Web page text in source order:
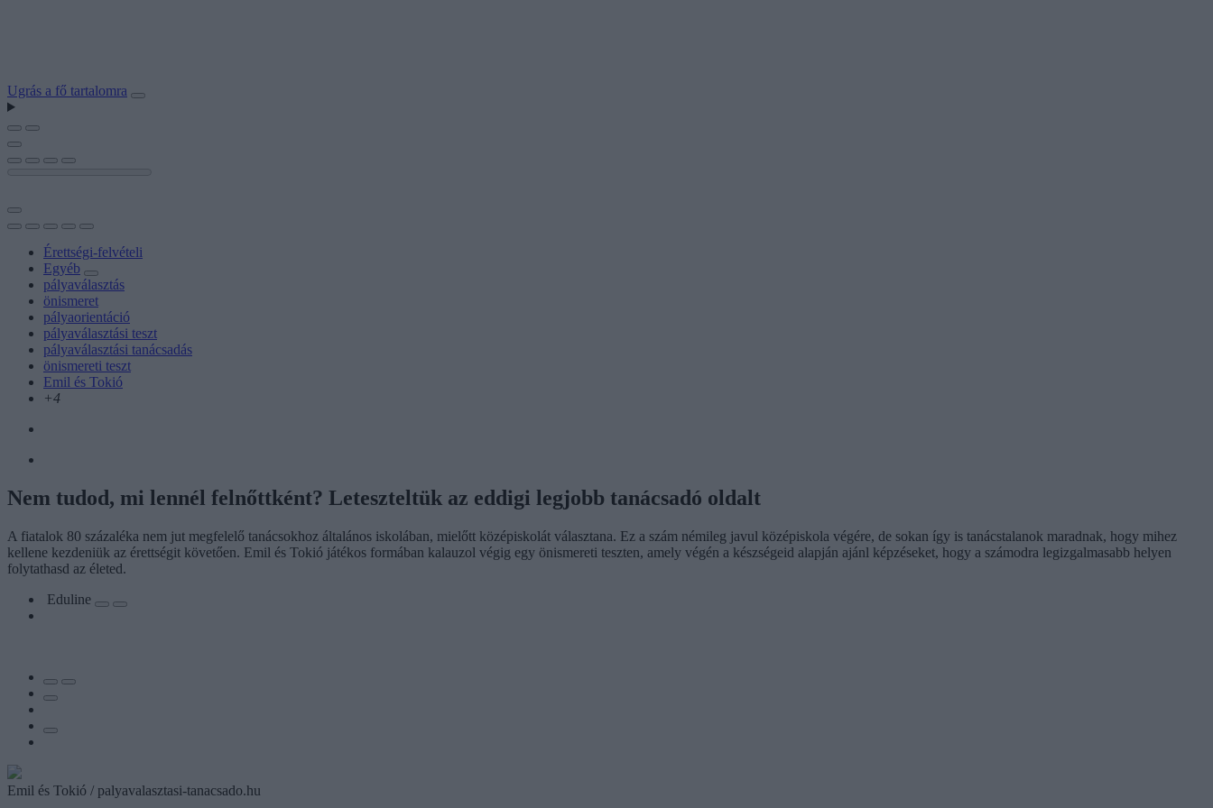
Ugrás a fő tartalomra
Érettségi-felvételi
Egyéb
pályaválasztás
önismeret
pályaorientáció
pályaválasztási teszt
pályaválasztási tanácsadás
önismereti teszt
Emil és Tokió
+4
Nem tudod, mi lennél felnőttként? Leteszteltük az eddigi legjobb tanácsadó oldalt
A fiatalok 80 százaléka nem jut megfelelő tanácsokhoz általános iskolában, mielőtt középiskolát választana. Ez a szám némileg javul középiskola végére, de sokan így is tanácstalanok maradnak, hogy mihez
kellene kezdeniük az érettségit követően. Emil és Tokió játékos formában kalauzol végig egy önismereti teszten, amely végén a készségeid alapján ajánl képzéseket, hogy a számodra legizgalmasabb helyen
folytathasd az életed.
Eduline
Emil és Tokió / palyavalasztasi-tanacsado.hu